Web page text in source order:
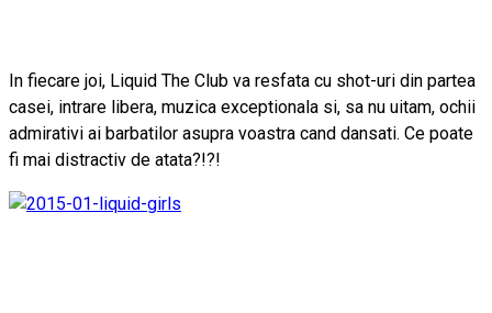
In fiecare joi, Liquid The Club va resfata cu shot-uri din partea
casei, intrare libera, muzica exceptionala si, sa nu uitam, ochii
admirativi ai barbatilor asupra voastra cand dansati. Ce poate
fi mai distractiv de atata?!?!